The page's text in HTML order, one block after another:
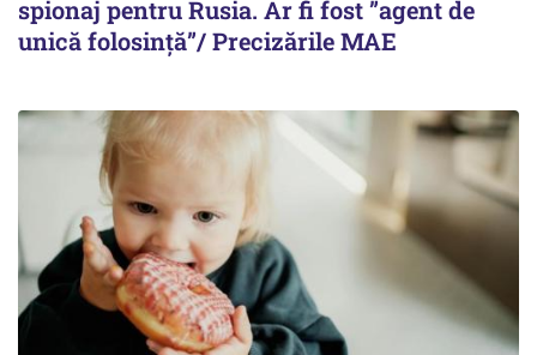
spionaj pentru Rusia. Ar fi fost ”agent de
unică folosință”/ Precizările MAE